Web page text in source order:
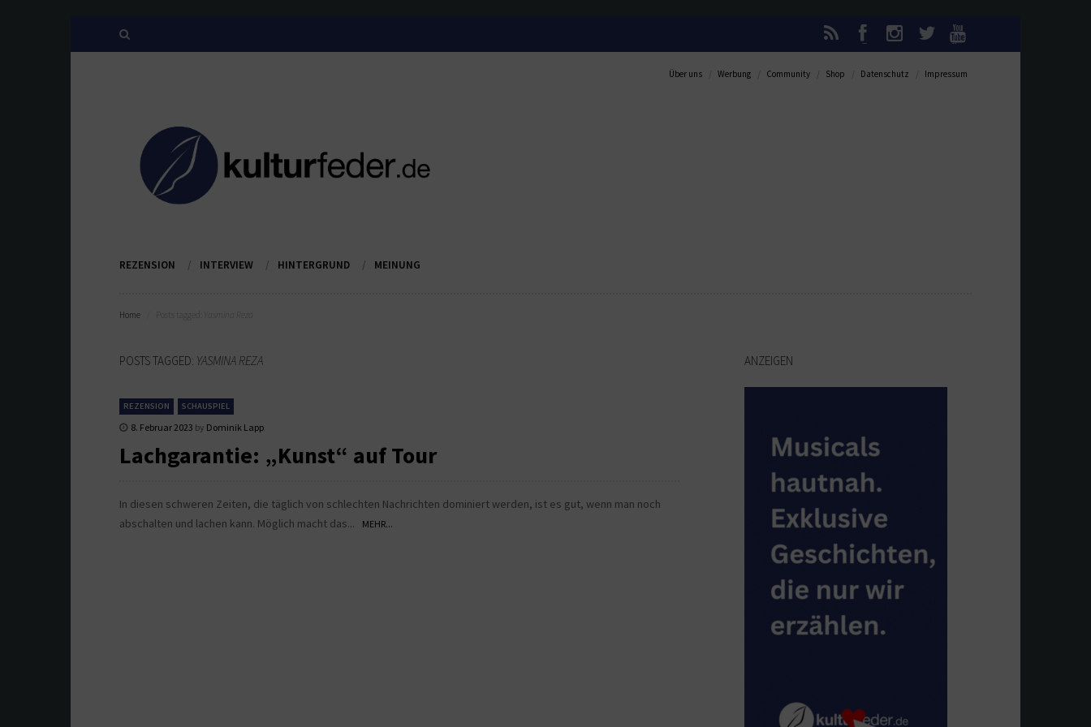
Über uns Werbung Community Shop Datenschutz Impressum
REZENSION INTERVIEW HINTERGRUND MEINUNG
Home
POSTS TAGGED: YASMINA REZA
REZENSION SCHAUSPIEL
8. Februar 2023 by Dominik Lapp
Lachgarantie: „Kunst“ auf Tour
In diesen schweren Zeiten, die täglich von schlechten Nachrichten dominiert werden, ist es gut, wenn man noch
abschalten und lachen kann. Möglich macht das...
MEHR...
ANZEIGEN